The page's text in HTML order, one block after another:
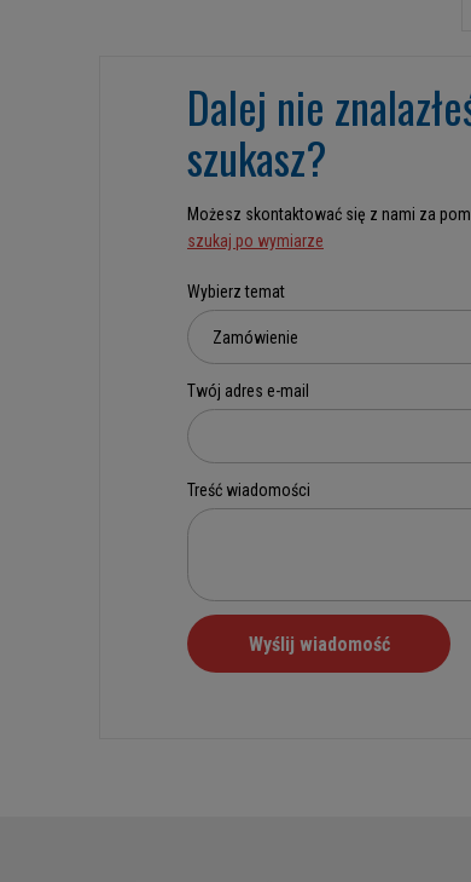
Dalej nie
szukasz?
Możesz skontaktować się z nami za
szukaj po wymiarze